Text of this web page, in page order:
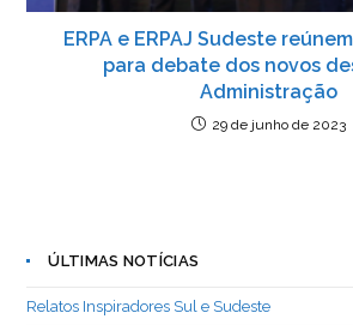
ERPA e ERPAJ Sudeste
para debate dos novos
Administração
29 de junho de 2023
ÚLTIMAS NOTÍCIAS
Relatos Inspiradores Sul e Sudeste